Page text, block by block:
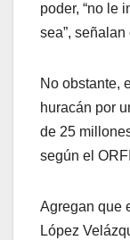
poder, “no le
sea”,
No obstante,
huracán por
de 25
según el
Agregan que
López